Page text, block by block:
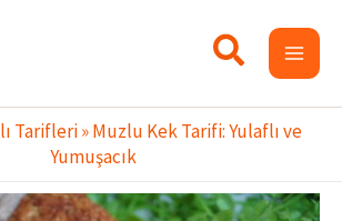
Tarifleri»Muzlu Kek Tarifi: Yulaflı ve
Yumuşacık